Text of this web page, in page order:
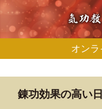
オンラ
錬功効果の高い日